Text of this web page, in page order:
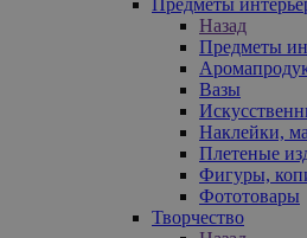
Назад
Предметы
Вазы
Наклейки,
Плетеные
Фигуры,
Фототовары
Творчество